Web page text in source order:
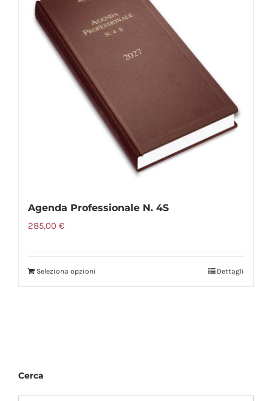
Agenda Professionale N. 4S
285,00 €
Seleziona opzioni Dettagli
Cerca